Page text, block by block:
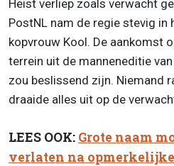
Heist verliep zoals verwacht
PostNL nam de regie stevig in
kopvrouw Kool. De aankomst
terrein uit de manneneditie
zou beslissend zijn. Niemand
draaide alles uit op de
LEES OOK: Grote naam
verlaten na